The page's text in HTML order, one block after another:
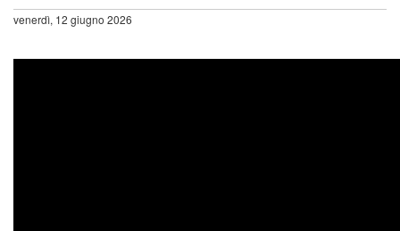
venerdì, 12 giugno 2026